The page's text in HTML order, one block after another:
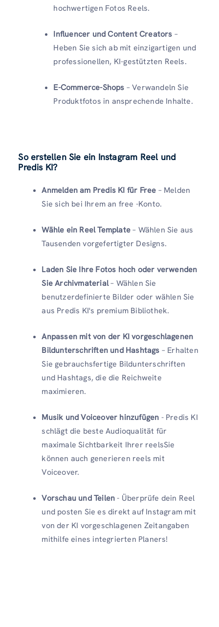
hochwertigen Fotos Reels.
Influencer undContent Creators –
Heben Sie sich ab mit einzigartigen und
professionellen, KI-gestützten Reels.
E-Commerce-Shops – Verwandeln Sie
Produktfotos in ansprechende Inhalte.
So erstellen Sie ein Instagram Reel und
Predis KI?
Anmelden am Predis KI für Free – Melden
Sie sich bei Ihrem an free -Konto.
Wähle ein Reel Template– Wählen Sie aus
Tausenden vorgefertigter Designs.
Laden Sie Ihre Fotos hoch oder verwenden
Sie Archivmaterial– Wählen Sie
benutzerdefinierte Bilder oder wählen Sie
aus Predis KI's premium Bibliothek.
Anpassen mit von der KI vorgeschlagenen
Bildunterschriften und Hashtags – Erhalten
Sie gebrauchsfertige Bildunterschriften
und Hashtags, die die Reichweite
maximieren.
Musik und Voiceover hinzufügen - Predis KI
schlägt die beste Audioqualität für
maximale Sichtbarkeit Ihrer reelsSie
können auch generieren reels mit
Voiceover.
Vorschau und Teilen- Überprüfe dein Reel
und posten Sie es direkt auf Instagram mit
von der KI vorgeschlagenen Zeitangaben
mithilfe eines integrierten Planers!